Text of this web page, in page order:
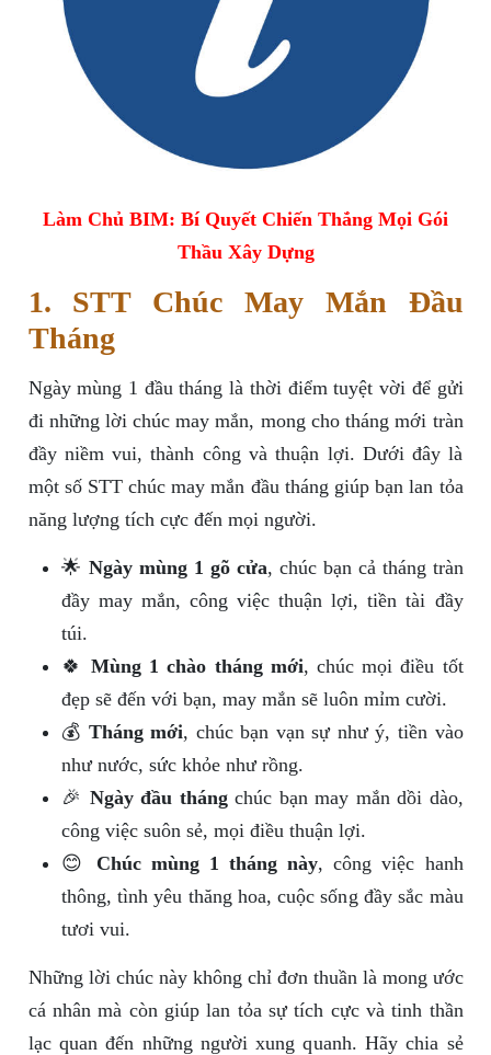
Làm Chủ BIM: Bí Quyết Chiến Thắng Mọi Gói
Thầu Xây Dựng
1. STT Chúc May Mắn Đầu
Tháng
Ngày mùng 1 đầu tháng là thời điểm tuyệt vời để gửi
đi những lời chúc may mắn, mong cho tháng mới tràn
đầy niềm vui, thành công và thuận lợi. Dưới đây là
một số STT chúc may mắn đầu tháng giúp bạn lan tỏa
năng lượng tích cực đến mọi người.
🌟 Ngày mùng 1 gõ cửa, chúc bạn cả tháng tràn
đầy may mắn, công việc thuận lợi, tiền tài đầy
túi.
🍀 Mùng 1 chào tháng mới, chúc mọi điều tốt
đẹp sẽ đến với bạn, may mắn sẽ luôn mỉm cười.
💰 Tháng mới, chúc bạn vạn sự như ý, tiền vào
như nước, sức khỏe như rồng.
🎉 Ngày đầu thángchúc bạn may mắn dồi dào,
công việc suôn sẻ, mọi điều thuận lợi.
😊 Chúc mùng 1 tháng này, công việc hanh
thông, tình yêu thăng hoa, cuộc sống đầy sắc màu
tươi vui.
Những lời chúc này không chỉ đơn thuần là mong ước
cá nhân mà còn giúp lan tỏa sự tích cực và tinh thần
lạc quan đến những người xung quanh. Hãy chia sẻ